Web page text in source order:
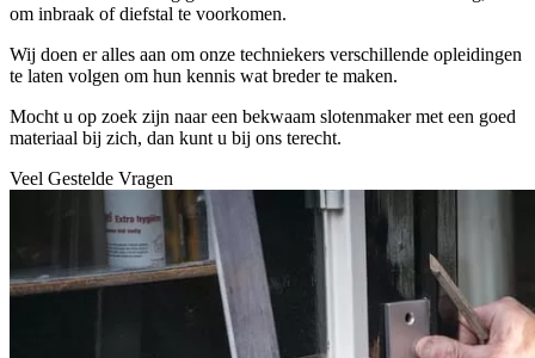
om inbraak of diefstal te voorkomen.
Wij doen er alles aan om onze techniekers verschillende opleidingen
te laten volgen om hun kennis wat breder te maken.
Mocht u op zoek zijn naar een bekwaam slotenmaker met een goed
materiaal bij zich, dan kunt u bij ons terecht.
Veel Gestelde Vragen